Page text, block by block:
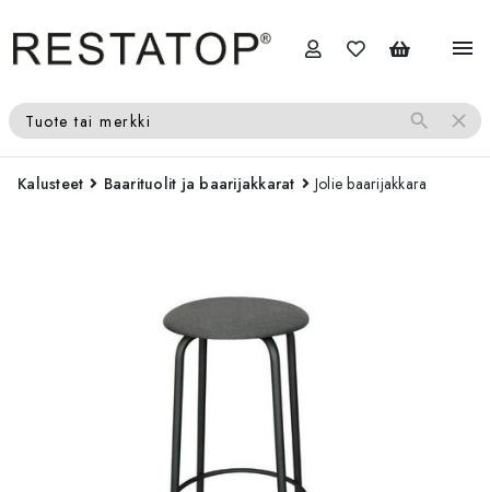
menu
Tuote tai merkki search close
Kalusteet Baarituolit ja baarijakkarat Jolie baarijakkara